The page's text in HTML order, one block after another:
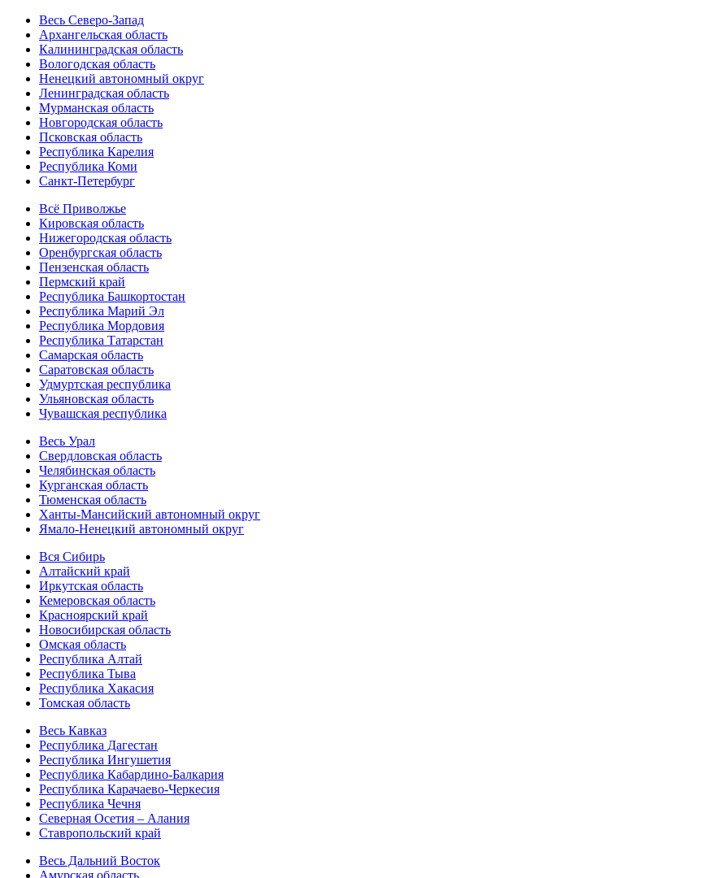
Весь Северо-Запад
Архангельская область
Калининградская область
Вологодская область
Ненецкий автономный округ
Ленинградская область
Мурманская область
Новгородская область
Псковская область
Республика Карелия
Республика Коми
Санкт-Петербург
Всё Приволжье
Кировская область
Нижегородская область
Оренбургская область
Пензенская область
Пермский край
Республика Башкортостан
Республика Марий Эл
Республика Мордовия
Республика Татарстан
Самарская область
Саратовская область
Удмуртская республика
Ульяновская область
Чувашская республика
Весь Урал
Свердловская область
Челябинская область
Курганская область
Тюменская область
Ханты-Мансийский автономный округ
Ямало-Ненецкий автономный округ
Вся Сибирь
Алтайский край
Иркутская область
Кемеровская область
Красноярский край
Новосибирская область
Омская область
Республика Алтай
Республика Тыва
Республика Хакасия
Томская область
Весь Кавказ
Республика Дагестан
Республика Ингушетия
Республика Кабардино-Балкария
Республика Карачаево-Черкесия
Республика Чечня
Северная Осетия – Алания
Ставропольский край
Весь Дальний Восток
Амурская область